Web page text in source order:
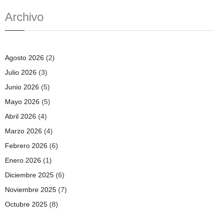
Archivo
Agosto 2026 (2)
Julio 2026 (3)
Junio 2026 (5)
Mayo 2026 (5)
Abril 2026 (4)
Marzo 2026 (4)
Febrero 2026 (6)
Enero 2026 (1)
Diciembre 2025 (6)
Noviembre 2025 (7)
Octubre 2025 (8)